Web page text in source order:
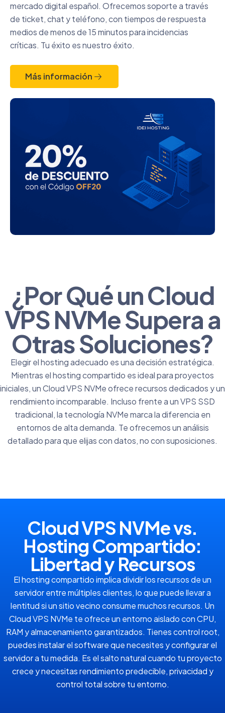
mercado digital español. Ofrecemos soporte a través
de ticket, chat y teléfono, con tiempos de respuesta
medios de menos de 15 minutos para incidencias
críticas. Tu éxito es nuestro éxito.
Más información
¿Por Qué un Cloud
VPS NVMe Supera a
Otras Soluciones?
Elegir el hosting adecuado es una decisión estratégica.
Mientras elhosting compartido es ideal para proyectos
iniciales, un Cloud VPS NVMe ofrece recursos dedicados y un
rendimiento incomparable. Incluso frente a unVPS SSD
tradicional, la tecnología NVMe marca la diferencia en
entornos de alta demanda. Te ofrecemos un análisis
detallado para que elijas con datos, no con suposiciones.
Cloud VPS NVMe vs.
Hosting Compartido:
Libertad y Recursos
El hosting compartido implica dividir los recursos de un
servidor entre múltiples clientes, lo que puede llevar a
lentitud si un sitio vecino consume muchos recursos. Un
Cloud VPS NVMe te ofrece un entorno aislado con CPU,
RAM y almacenamiento garantizados. Tienes control root,
puedes instalar el software que necesites y configurar el
servidor a tu medida. Es el salto natural cuando tu proyecto
crece y necesitas rendimiento predecible, privacidad y
control total sobre tu entorno.